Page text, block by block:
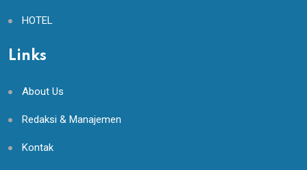
HOTEL
Links
About Us
Redaksi & Manajemen
Kontak